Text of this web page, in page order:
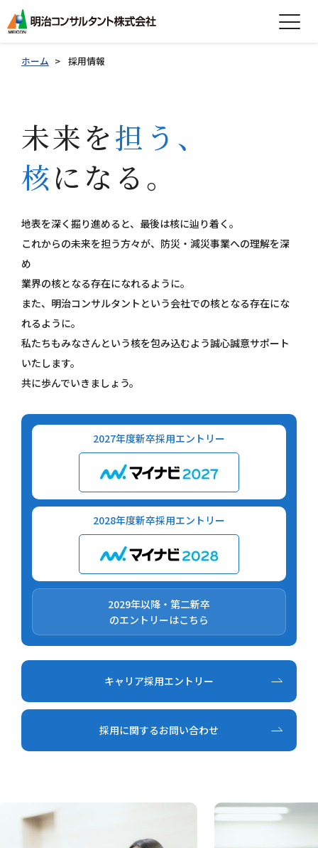
会社情報
製品紹介
技術情報
グループ会社採用情報
お知らせ
個人情報保護方針
ホーム 採用情報
未来を担う、
核になる。
地表を深く掘り進めると、最後は核に辿り着く。
これからの未来を担う方々が、防災・減災事業への理解を深
め
業界の核となる存在になれるように。
また、明治コンサルタントという会社での核となる存在にな
れるように。
私たちもみなさんという核を包み込むよう誠心誠意サポート
いたします。
共に歩んでいきましょう。
2027年度新卒採用エントリー
2028年度新卒採用エントリー
2029年以降・第二新卒
のエントリーはこちら
キャリア採用エントリー
採用に関するお問い合わせ